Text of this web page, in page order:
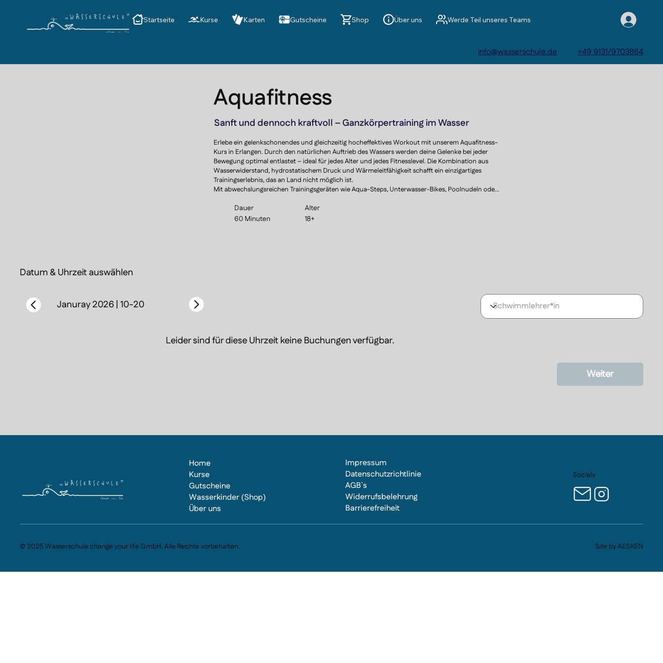
Startseite Kurse Karten Gutscheine Shop Über uns Werde Teil unseres Teams
info@wasserschule.de +49 9131/9703864
Aquafitness
Sanft und dennoch kraftvoll – Ganzkörpertraining im Wasser
Erlebe ein gelenkschonendes und gleichzeitig hocheffektives Workout mit unserem Aquafitness-
Kurs in Erlangen. Durch den natürlichen Auftrieb des Wassers werden deine Gelenke bei jeder
Bewegung optimal entlastet – ideal für jedes Alter und jedes Fitnesslevel. Die Kombination aus
Wasserwiderstand, hydrostatischem Druck und Wärmeleitfähigkeit schafft ein einzigartiges
Trainingserlebnis, das an Land nicht möglich ist.
Mit abwechslungsreichen Trainingsgeräten wie Aqua-Steps, Unterwasser-Bikes, Poolnudeln oder
ausgewogenen, gesundheitsorientierten Trainingsprogramm. Zusätzlich wirkt der ständige
Wasserwiderstand wie eine sanfte Ganzkörpermassage – er stimuliert Haut und Bindegewebe.
Dauer
60 Minuten
Alter
18+
Datum & Uhrzeit auswählen
Januray 2026 | 10-20
Leider sind für diese Uhrzeit keine Buchungen verfügbar.
Weiter
Home
Kurse
Gutscheine
Wasserkinder (Shop)
Über uns
Impressum
Datenschutzrichtlinie
AGB`s
Widerrufsbelehrung
Barrierefreiheit
Socials
© 2025 Wasserschule change your life GmbH. Alle Rechte vorbehalten. Site by AESKEN